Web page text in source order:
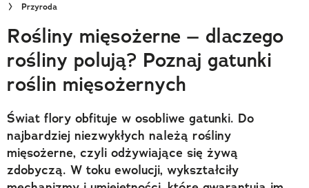
Wielki Konkurs Fotograficzny
Trendbook Podróżniczy
Polecane
Przyroda
Rośliny mięsożerne – dlaczego
rośliny polują? Poznaj gatunki
roślin mięsożernych
Świat flory obfituje w osobliwe gatunki. Do
najbardziej niezwykłych należą rośliny
mięsożerne, czyli odżywiające się żywą
zdobyczą. W toku ewolucji, wykształciły